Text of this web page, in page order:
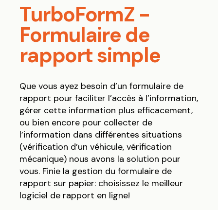
TurboFormZ -
Formulaire de
rapport simple
Que vous ayez besoin d’un formulaire de
rapport pour faciliter l’accès à l’information,
gérer cette information plus efficacement,
ou bien encore pour collecter de
l’information dans différentes situations
(vérification d’un véhicule, vérification
mécanique) nous avons la solution pour
vous. Finie la gestion du formulaire de
rapport sur papier: choisissez le meilleur
logiciel de rapport en ligne!